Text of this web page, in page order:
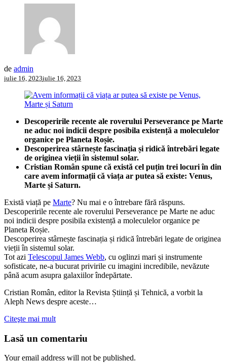
de admin
iulie 16, 2023iulie 16, 2023
Descoperirile recente ale roverului Perseverance pe Marte
ne aduc noi indicii despre posibila existență a moleculelor
organice pe Planeta Roșie.
Descoperirea stârnește fascinația și ridică întrebări legate
de originea vieții în sistemul solar.
Cristian Român spune că există cel puțin trei locuri în din
care avem informații că viața ar putea să existe: Venus,
Marte și Saturn.
Există viață pe Marte? Nu mai e o întrebare fără răspuns.
Descoperirile recente ale roverului Perseverance pe Marte ne aduc
noi indicii despre posibila existență a moleculelor organice pe
Planeta Roșie.
Descoperirea stârnește fascinația și ridică întrebări legate de originea
vieții în sistemul solar.
Tot azi Telescopul James Webb, cu oglinzi mari și instrumente
sofisticate, ne-a bucurat privirile cu imagini incredibile, nevăzute
până acum asupra galaxiilor îndepărtate.
Cristian Român, editor la Revista Știință și Tehnică, a vorbit la
Aleph News despre aceste…
Citeşte mai mult
Lasă un comentariu
Your email address will not be published.